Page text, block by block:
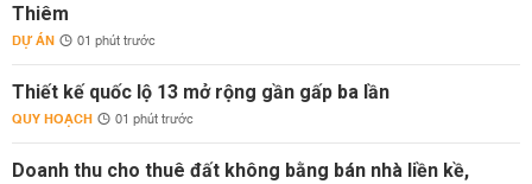
Thiêm
DỰ ÁN 01 phút trước
Thiết kế quốc lộ 13 mở rộng gần gấp ba lần
QUY HOẠCH 01 phút trước
Doanh thu cho thuê đất không bằng bán nhà liền kề,